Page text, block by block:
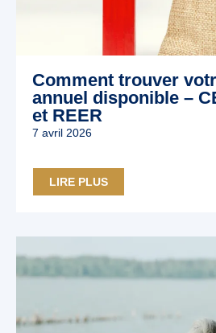
Comment trouver
annuel disponible –
et REER
7 avril 2026
LIRE PLUS